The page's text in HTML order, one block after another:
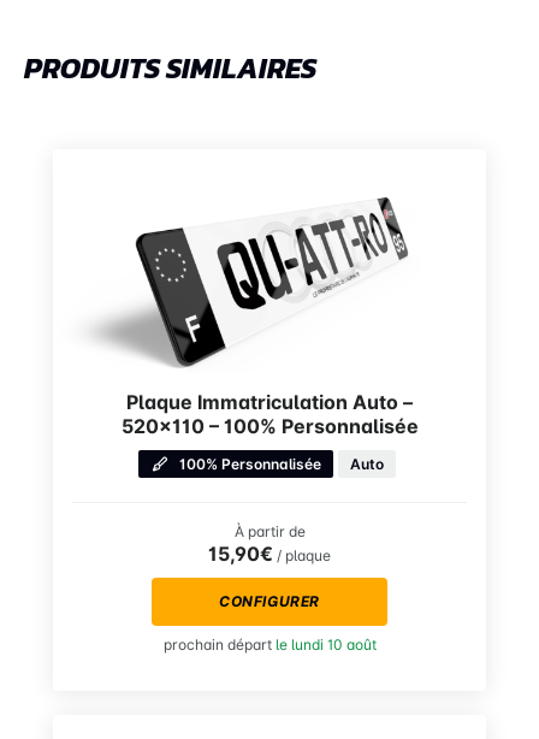
PRODUITS SIMILAIRES
Plaque Immatriculation Auto –
520×110 – 100% Personnalisée
100% Personnalisée Auto
À partir de
15,90€ / plaque
CONFIGURER
prochain départ le lundi 10 août